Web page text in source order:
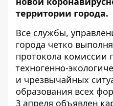
территории города.
Все службы,
города четко
протокола комиссии
техногенно-
и чрезвычайных
образования всех
3 апреля объявлен